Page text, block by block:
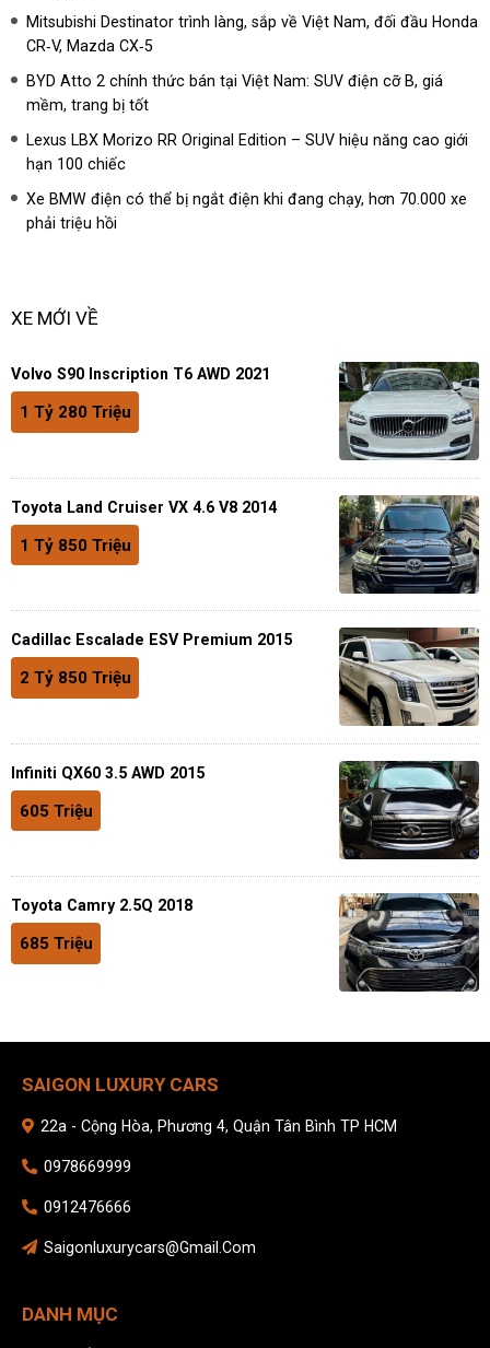
Mitsubishi Destinator trình làng, sắp về Việt Nam, đối đầu Honda
CR‑V, Mazda CX‑5
BYD Atto 2 chính thức bán tại Việt Nam: SUV điện cỡ B, giá
mềm, trang bị tốt
Lexus LBX Morizo RR Original Edition – SUV hiệu năng cao giới
hạn 100 chiếc
Xe BMW điện có thể bị ngắt điện khi đang chạy, hơn 70.000 xe
phải triệu hồi
XE MỚI VỀ
Volvo S90 Inscription T6 AWD 2021
1 Tỷ 280 Triệu
Toyota Land Cruiser VX 4.6 V8 2014
1 Tỷ 850 Triệu
Cadillac Escalade ESV Premium 2015
2 Tỷ 850 Triệu
Infiniti QX60 3.5 AWD 2015
605 Triệu
Toyota Camry 2.5Q 2018
685 Triệu
SAIGON LUXURY CARS
22a - Cộng Hòa, Phương 4, Quận Tân Bình TP HCM
0978669999
0912476666
Saigonluxurycars@gmail.com
DANH MỤC